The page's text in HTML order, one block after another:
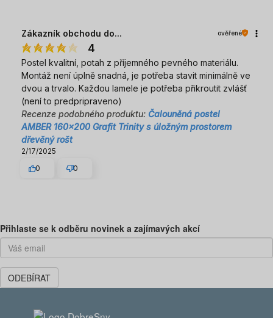
Zákazník obchodu do... ověřené
4
Postel kvalitní, potah z příjemného pevného materiálu.
Montáž není úplně snadná, je potřeba stavit minimálně ve
dvou a trvalo. Každou lamele je potřeba přikroutit zvlášť
(není to predpripraveno)
Recenze podobného produktu: Čalouněná postel
AMBER 160x200 Grafit Trinity s úložným prostorem
dřevěný rošt
2/17/2025
0
0
Předchozí
Přihlaste se k odběru novinek a zajímavých akcí
ODEBÍRAT